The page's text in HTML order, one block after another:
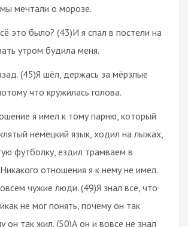
мечтали о морозе.
это было? (43)И я спал в постели на
утром будила меня.
(45)Я шёл, держась за мёрзлые
что кружилась голова.
я имел к тому парню, который
немецкий язык, ходил на лыжах,
футболку, ездил трамваем в
отношения я к нему не имел.
чужие люди. (49)Я знал всё, что
не мог понять, почему он так
он так жил. (50)А он и вовсе не знал